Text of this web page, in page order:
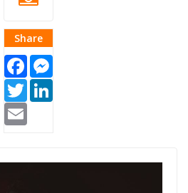
Share
Facebook
Twitter